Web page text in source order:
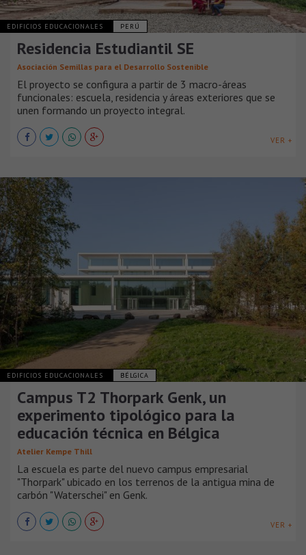
EDIFICIOS EDUCACIONALES PERÚ
Residencia Estudiantil SE
Asociación Semillas para el Desarrollo Sostenible
El proyecto se configura a partir de 3 macro-áreas
funcionales: escuela, residencia y áreas exteriores que se
unen formando un proyecto integral.
VER +
EDIFICIOS EDUCACIONALES BÉLGICA
Campus T2 Thorpark Genk, un
experimento tipológico para la
educación técnica en Bélgica
Atelier Kempe Thill
La escuela es parte del nuevo campus empresarial
"Thorpark" ubicado en los terrenos de la antigua mina de
carbón "Waterschei" en Genk.
VER +